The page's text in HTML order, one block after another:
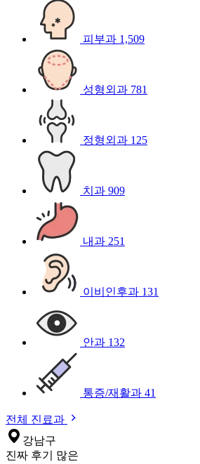
피부과 1,509
성형외과 781
정형외과 125
치과 909
내과 251
이비인후과 131
안과 132
통증/재활과 41
전체 진료과
강남구
진짜 후기 많은